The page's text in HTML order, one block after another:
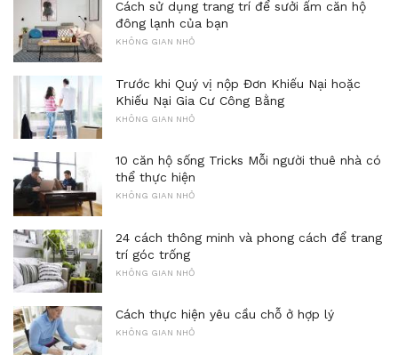
Cách sử dụng trang trí để sưởi ấm căn hộ
đông lạnh của bạn
KHÔNG GIAN NHỎ
Trước khi Quý vị nộp Đơn Khiếu Nại hoặc
Khiếu Nại Gia Cư Công Bằng
KHÔNG GIAN NHỎ
10 căn hộ sống Tricks Mỗi người thuê nhà có
thể thực hiện
KHÔNG GIAN NHỎ
24 cách thông minh và phong cách để trang
trí góc trống
KHÔNG GIAN NHỎ
Cách thực hiện yêu cầu chỗ ở hợp lý
KHÔNG GIAN NHỎ